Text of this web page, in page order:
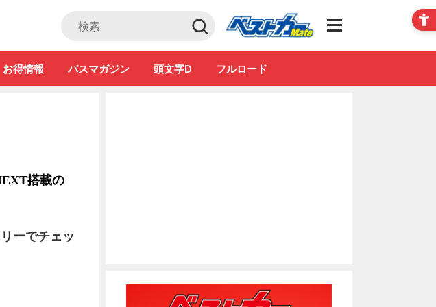
Club
お得情報 バスマガジン 頭文字D フルロード
搭載の
ーでチェッ